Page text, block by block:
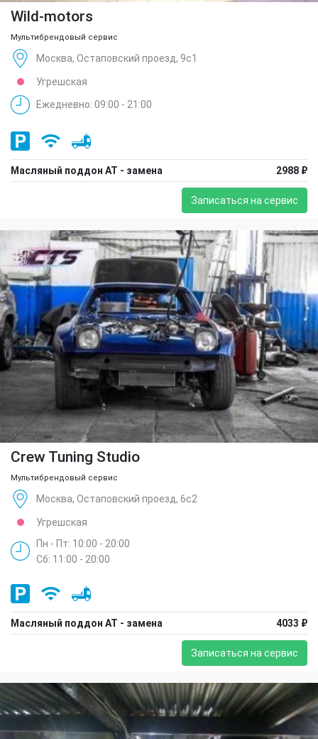
Wild-motors
Мультибрендовый сервис
Москва, Остаповский проезд, 9с1
Угрешская
Ежедневно: 09:00 - 21:00
Масляный поддон АТ - замена 2988 ₽
Записаться на сервис
Crew Tuning Studio
Мультибрендовый сервис
Москва, Остаповский проезд, 6с2
Угрешская
Пн - Пт: 10:00 - 20:00
Сб: 11:00 - 20:00
Масляный поддон АТ - замена 4033 ₽
Записаться на сервис